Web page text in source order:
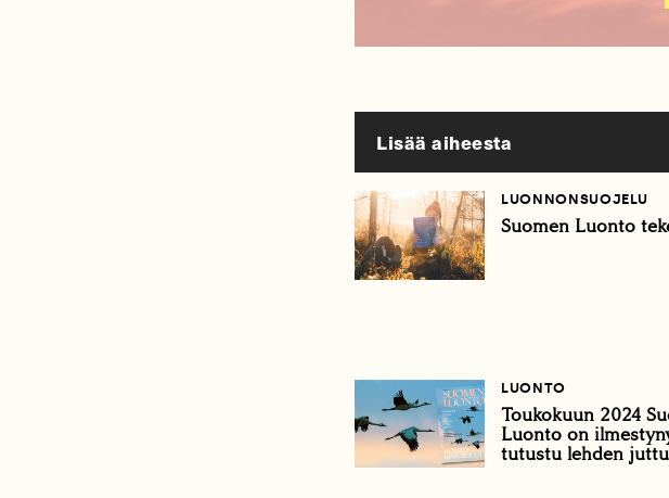
Lisää aiheesta
LUONNONSUOJELU
Suomen Luonto
LUONTO
Toukokuun 2024
Luonto on
tutustu lehden